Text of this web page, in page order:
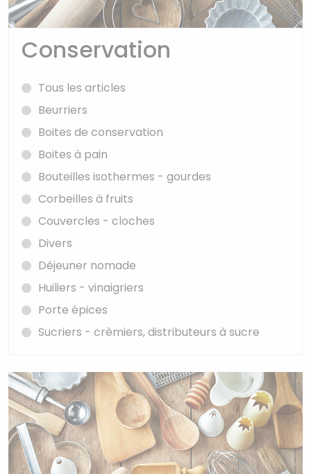
Conservation
Tous les articles
Beurriers
Boites de conservation
Boites à pain
Bouteilles isothermes - gourdes
Corbeilles à fruits
Couvercles - cloches
Divers
Déjeuner nomade
Huiliers - vinaigriers
Porte épices
Sucriers - crèmiers, distributeurs à sucre